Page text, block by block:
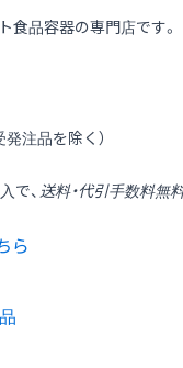
食品容器の専門店です。
発注品を除く）
で、 送料・代引手数料無
ら